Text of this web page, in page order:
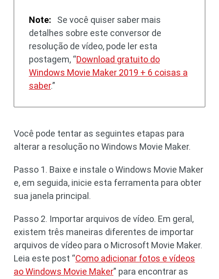
Note:
Se você quiser saber mais
detalhes sobre este conversor de
resolução de vídeo, pode ler esta
postagem, “Download gratuito do
Windows Movie Maker 2019 + 6 coisas a
saber.”
Você pode tentar as seguintes etapas para
alterar a resolução no Windows Movie Maker.
Passo 1. Baixe e instale o Windows Movie Maker
e, em seguida, inicie esta ferramenta para obter
sua janela principal.
Passo 2. Importar arquivos de vídeo. Em geral,
existem três maneiras diferentes de importar
arquivos de vídeo para o Microsoft Movie Maker.
Leia este post “Como adicionar fotos e vídeos
ao Windows Movie Maker” para encontrar as